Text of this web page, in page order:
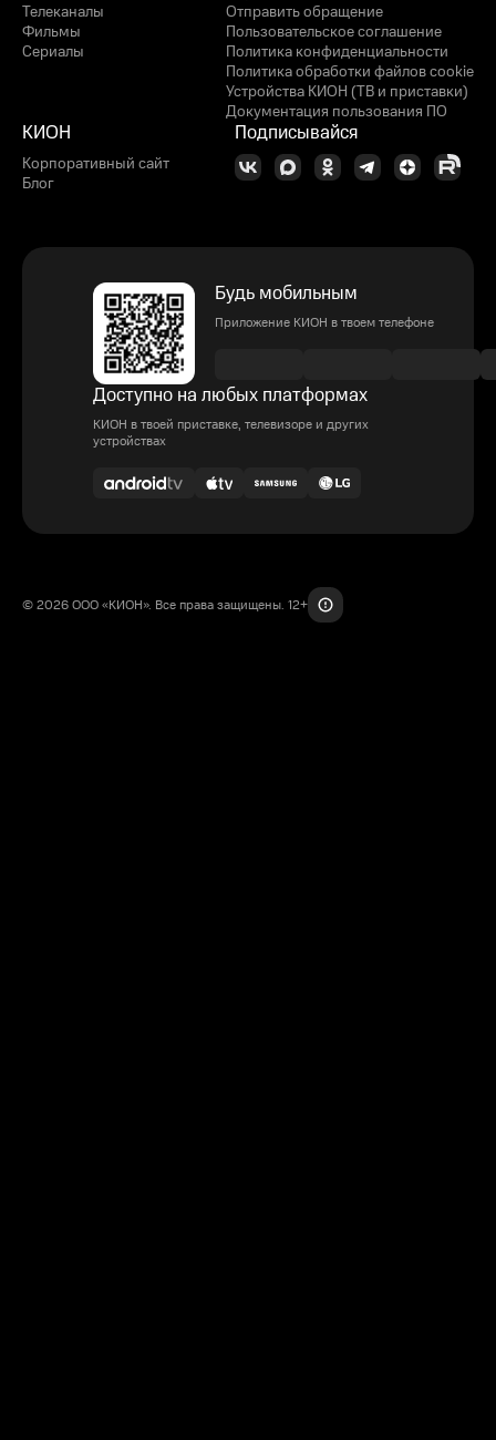
Телеканалы
Фильмы
Сериалы
Отправить обращение
Пользовательское соглашение
Политика конфиденциальности
Политика обработки файлов cookie
Устройства КИОН (ТВ и приставки)
Документация пользования ПО
КИОН
Корпоративный сайт
Блог
Подписывайся
Будь мобильным
Приложение КИОН в твоем телефоне
Доступно на любых платформах
КИОН в твоей приставке, телевизоре и других
устройствах
© 2026 ООО «КИОН». Все права защищены. 12+